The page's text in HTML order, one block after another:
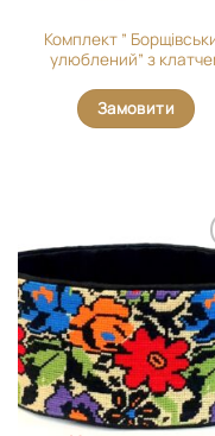
Комплект ”
улюблений” з
Замовити